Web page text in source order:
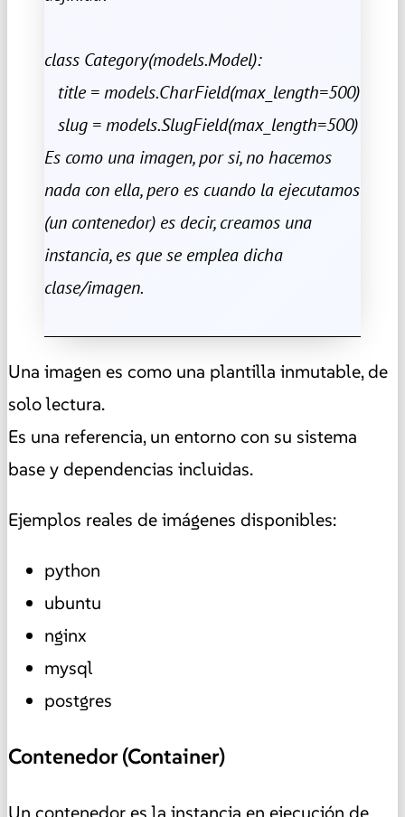
class Category(models.Model):
title = models.CharField(max_length=500)
slug = models.SlugField(max_length=500)
Es como una imagen, por si, no hacemos
nada con ella, pero es cuando la ejecutamos
(un contenedor) es decir, creamos una
instancia, es que se emplea dicha
clase/imagen.
Una imagen es como una plantilla inmutable, de
solo lectura.
Es una referencia, un entorno con su sistema
base y dependencias incluidas.
Ejemplos reales de imágenes disponibles:
python
ubuntu
nginx
mysql
postgres
Contenedor (Container)